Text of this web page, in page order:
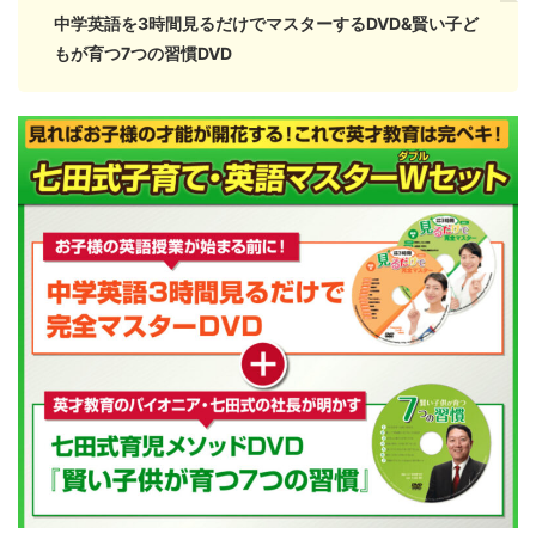
中学英語を3時間見るだけでマスターするDVD&賢い子ど
もが育つ7つの習慣DVD